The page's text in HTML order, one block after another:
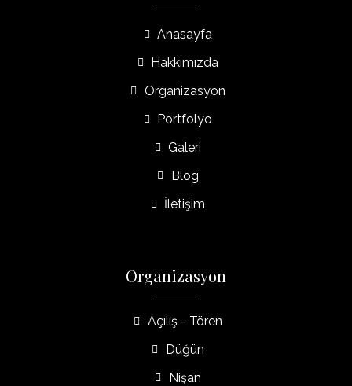
Anasayfa
Hakkımızda
Organizasyon
Portfolyo
Galeri
Blog
İletişim
Organizasyon
Açılış - Tören
Düğün
Nişan